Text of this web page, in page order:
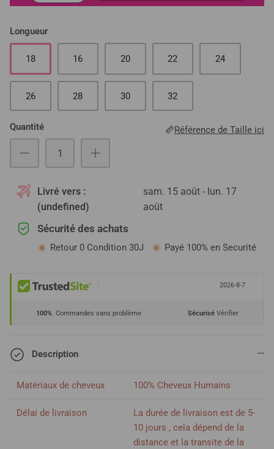
Longueur
18 16 20 22 24
26 28 30 32
Quantité Référence de Taille ici
Livré vers :
(undefined)
sam. 15 août - lun. 17
août
Sécurité des achats
Retour 0 Condition 30J Payé 100% en Securité
2026-8-7
100% Commandes sans problème SécuriséVérifier
Description
Matériaux de cheveux 100% Cheveux Humains
Délai de livraison
La durée de livraison est de 5-
10 jours , cela dépend de la
distance et la transite de la